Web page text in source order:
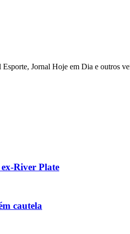
Jornal Hoje em Dia e outros
River Plate
cautela